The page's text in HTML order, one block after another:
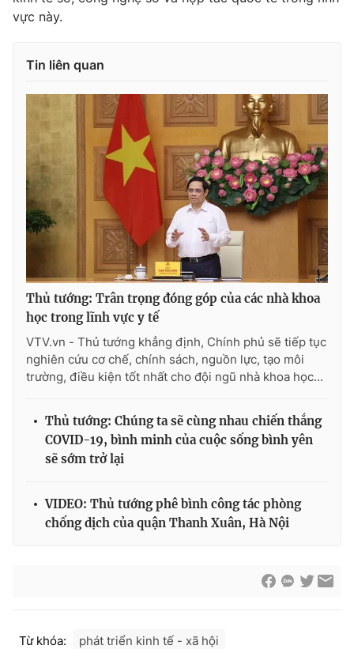
® Cấm sao chép dưới mọi hình thức nếu không có sự chấp
thông tin từ website này.
vực này.
Tin liên quan
Thủ tướng: Trân trọng đóng góp của các nhà khoa
học trong lĩnh vực y tế
VTV.vn - Thủ tướng khẳng định, Chính phủ sẽ tiếp tục
nghiên cứu cơ chế, chính sách, nguồn lực, tạo môi
trường, điều kiện tốt nhất cho đội ngũ nhà khoa học...
Thủ tướng: Chúng ta sẽ cùng nhau chiến thắng
COVID-19, bình minh của cuộc sống bình yên
sẽ sớm trở lại
VIDEO: Thủ tướng phê bình công tác phòng
chống dịch của quận Thanh Xuân, Hà Nội
Từ khóa:
phát triển kinh tế - xã hội